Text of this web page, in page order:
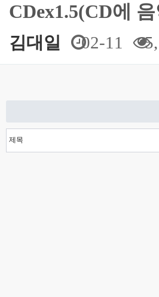
CDex1.5(CD에
김대일 02-11